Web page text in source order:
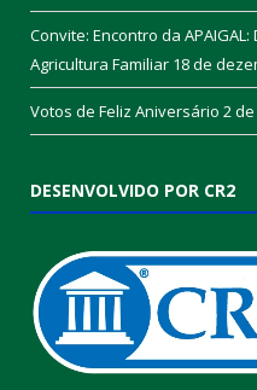
Convite: Encontro da
Agricultura Familiar 18 de
Votos de Feliz Aniversário 2
DESENVOLVIDO POR CR2